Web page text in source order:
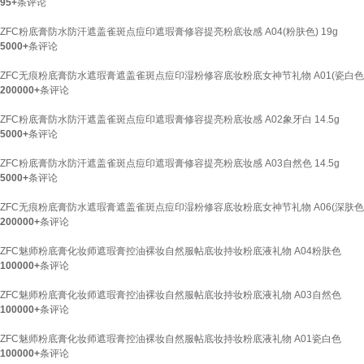
95+条评论
ZFC粉底膏防水防汗遮盖雀斑点痘印遮瑕膏修容提亮粉底妆感 A04(粉肤色) 19g
5000+条评论
ZFC无痕粉底膏防水遮瑕膏遮盖雀斑点痘印湿粉修容底妆粉底女神节礼物 A01(瓷白
200000+条评论
ZFC粉底膏防水防汗遮盖雀斑点痘印遮瑕膏修容提亮粉底妆感 A02象牙白 14.5g
5000+条评论
ZFC粉底膏防水防汗遮盖雀斑点痘印遮瑕膏修容提亮粉底妆感 A03自然色 14.5g
5000+条评论
ZFC无痕粉底膏防水遮瑕膏遮盖雀斑点痘印湿粉修容底妆粉底女神节礼物 A06(深肤
200000+条评论
ZFC魅师粉底膏化妆师遮瑕膏控油裸妆自然服帖底妆持妆粉底液礼物 A04粉肤色
100000+条评论
ZFC魅师粉底膏化妆师遮瑕膏控油裸妆自然服帖底妆持妆粉底液礼物 A03自然色
100000+条评论
ZFC魅师粉底膏化妆师遮瑕膏控油裸妆自然服帖底妆持妆粉底液礼物 A01瓷白色
100000+条评论